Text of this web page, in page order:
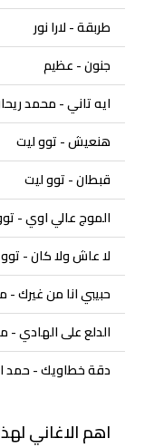
طربقة - لارا نور
جنون - عظيم
ايه تاني - محمد
هنعيش - توو ليت
قبطان - توو ليت
الموج عالي اوي -
لا عاش ولا كان -
حبيبي انا من غيرك
الدلع على الهادي
دقة خطاويك - حمد
اهم الاغاني